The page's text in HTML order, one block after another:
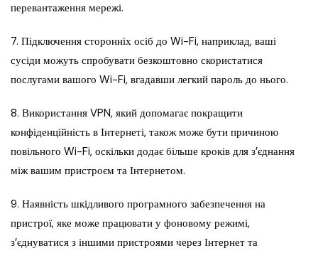
перевантаження мережі.
7. Підключення сторонніх осіб до Wi-Fi, наприклад, ваші
сусіди можуть спробувати безкоштовно скористатися
послугами вашого Wi-Fi, вгадавши легкий пароль до нього.
8. Використання VPN, який допомагає покращити
конфіденційність в Інтернеті, також може бути причиною
повільного Wi-Fi, оскільки додає більше кроків для з’єднання
між вашим пристроєм та Інтернетом.
9. Наявність шкідливого програмного забезпечення на
пристрої, яке може працювати у фоновому режимі,
з’єднуватися з іншими пристроями через Інтернет та